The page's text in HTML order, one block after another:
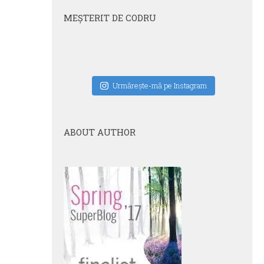
MEŞTERIT DE CODRU
Urmăreşte-mă pe Instagram
ABOUT AUTHOR